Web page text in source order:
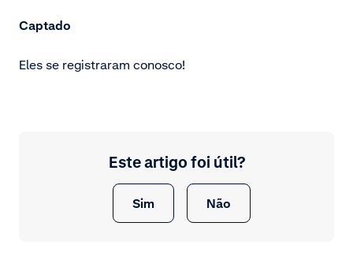
Captado
Eles se registraram conosco!
Este artigo foi útil?
Sim Não